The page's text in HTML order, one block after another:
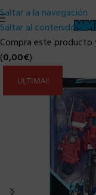
Saltar a la navegación
Saltar al contenido
Compra este producto
(0,00€)
ULTIMA!!